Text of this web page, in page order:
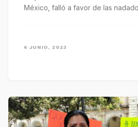
México, falló a favor de las
6 JUNIO, 2023